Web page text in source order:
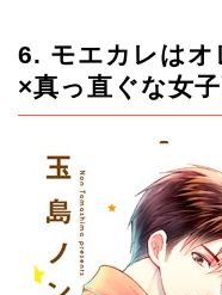
6. モエカレはオ
×真っ直ぐな女